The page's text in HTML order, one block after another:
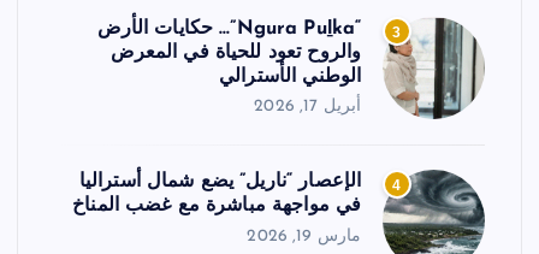
3
“Ngura Puḻka”… حكايات الأرض
والروح تعود للحياة في المعرض
الوطني الأسترالي
أبريل 17, 2026
4
الإعصار “ناريل” يضع شمال أستراليا
في مواجهة مباشرة مع غضب المناخ
مارس 19, 2026